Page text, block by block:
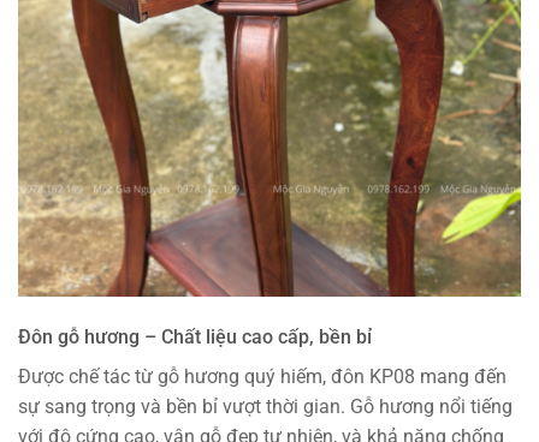
Đôn gỗ hương – Chất liệu cao cấp, bền bỉ
Được chế tác từ gỗ hương quý hiếm, đôn KP08 mang đến
sự sang trọng và bền bỉ vượt thời gian. Gỗ hương nổi tiếng
với độ cứng cao, vân gỗ đẹp tự nhiên, và khả năng chống